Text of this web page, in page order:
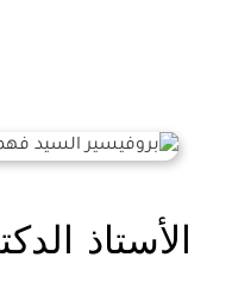
الأستاذ